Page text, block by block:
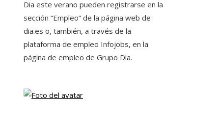
Dia este verano pueden registrarse en la
sección “Empleo” de la página web de
dia.es o, también, a través de la
plataforma de empleo Infojobs, en la
página de empleo de Grupo Dia.